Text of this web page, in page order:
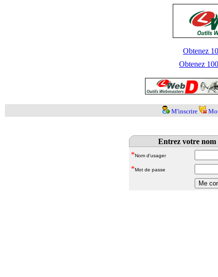
Obtenez
Obtenez
M'inscrire
Entrez votre nom
*Nom d'usager
*Mot de passe